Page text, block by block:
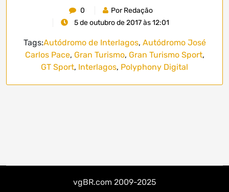
0
Por Redação
5 de outubro de 2017 às 12:01
Tags:Autódromo de Interlagos, Autódromo José
Carlos Pace, Gran Turismo, Gran Turismo Sport,
GT Sport, Interlagos, Polyphony Digital
vgBR.com 2009-2025